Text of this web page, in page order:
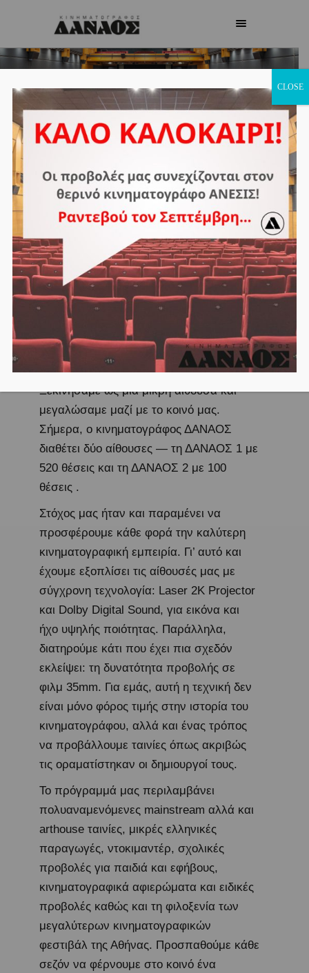
ΣΧΕΤΙΚΑ ΜΕ
ΕΜΑΣ
Ο κινηματογράφος ΔΑΝΑΟΣ, στη
Λεωφόρο Κηφισίας 109, λειτουργεί
αδιάκοπα από το 1972 και παραμένει,
σταθερά, ένα από τα πιο αναγνωρίσιμα
σινεμά της Αθήνας. Από την πρώτη του
μέρα μέχρι σήμερα, έχει καθιερωθεί ως
σημείο αναφοράς για τους σινεφίλ της
Αθήνας και όλης της Ελλάδας.
Ξεκινήσαμε ως μία μικρή αίθουσα και
μεγαλώσαμε μαζί με το κοινό μας.
Σήμερα, ο κινηματογράφος ΔΑΝΑΟΣ
διαθέτει δύο αίθουσες — τη ΔΑΝΑΟΣ 1 με
520 θέσεις και τη ΔΑΝΑΟΣ 2 με 100
θέσεις .
Στόχος μας ήταν και παραμένει να
προσφέρουμε κάθε φορά την καλύτερη
κινηματογραφική εμπειρία. Γι’ αυτό και
έχουμε εξοπλίσει τις αίθουσές μας με
σύγχρονη τεχνολογία: Laser 2Κ Projector
και Dolby Digital Sound, για εικόνα και
ήχο υψηλής ποιότητας. Παράλληλα,
διατηρούμε κάτι που έχει πια σχεδόν
εκλείψει: τη δυνατότητα προβολής σε
φιλμ 35mm. Για εμάς, αυτή η τεχνική δεν
είναι μόνο φόρος τιμής στην ιστορία του
κινηματογράφου, αλλά και ένας τρόπος
να προβάλλουμε ταινίες όπως ακριβώς
τις οραματίστηκαν οι δημιουργοί τους.
Το πρόγραμμά μας περιλαμβάνει
πολυαναμενόμενες mainstream αλλά και
arthouse ταινίες, μικρές ελληνικές
παραγωγές, ντοκιμαντέρ, σχολικές
προβολές για παιδιά και εφήβους,
κινηματογραφικά αφιερώματα και ειδικές
προβολές καθώς και τη φιλοξενία των
μεγαλύτερων κινηματογραφικών
φεστιβάλ της Αθήνας. Προσπαθούμε κάθε
σεζόν να φέρνουμε στο κοινό ένα
CLOSE